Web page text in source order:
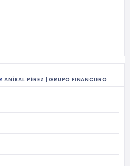
ANÍBAL PÉREZ | GRUPO FINANCIERO